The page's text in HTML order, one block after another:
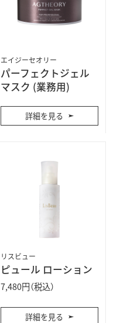
エイジーセオリー
パーフェクトジェル
マスク (業務用)
詳細を見る
リスビュー
ピュール ローション
7,480円（税込）
詳細を見る